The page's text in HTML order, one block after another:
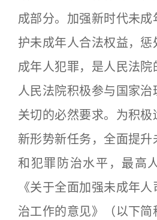
成部分。加强新时代未
护未成年人合法权益，
成年人犯罪，是人民法
人民法院积极参与国家
关切的必然要求。为积
新形势新任务，全面提
和犯罪防治水平，最高
《关于全面加强未成年
治工作的意见》（以下